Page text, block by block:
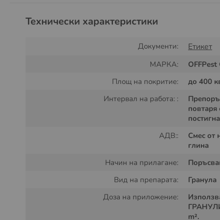
Технически характеристики
Документи: Етикет
МАРКА:
OFFPest
Площ на покритие:
до 400
Интервал на работа: :
повтаря
АДВ::
Смес от
глина
Начин на прилагане:
Вид на препарата:
Гранула
Доза на приложение:
m².